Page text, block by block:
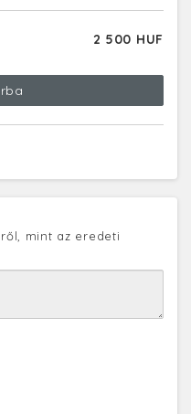
2 500 HUF
mint az eredeti